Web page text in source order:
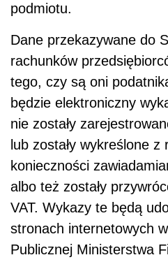
podmiotu.
Dane przekazywane do
rachunków
tego, czy są oni
będzie elektroniczny
nie zostały
lub zostały wykreślone
konieczności
albo też zostały
VAT. Wykazy te będą
stronach internetowych
Publicznej Ministerstwa